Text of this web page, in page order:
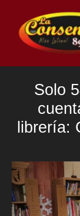
contenido
Solo
librería: